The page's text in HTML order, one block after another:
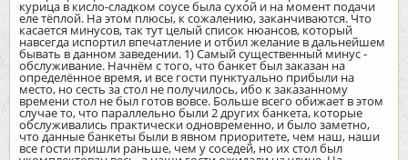
курица в кисло-сладком соусе была сухой и на момент подачи
еле тёплой. На этом плюсы, к сожалению, заканчиваются. Что
касается минусов, так тут целый список нюансов, который
навсегда испортил впечатление и отбил желание в дальнейшем
бывать в данном заведении. 1) Самый существенный минус -
обслуживание. Начнём с того, что банкет был заказан на
определённое время, и все гости пунктуально прибыли на
место, но сесть за стол не получилось, ибо к заказанному
времени стол не был готов вовсе. Больше всего обижает в этом
случае то, что параллельно были 2 других банкета, которые
обслуживались практически одновременно, и было заметно,
что данные банкеты были в явном приоритете, чем наш, наши
все гости пришли раньше, чем у соседей, но их стол был